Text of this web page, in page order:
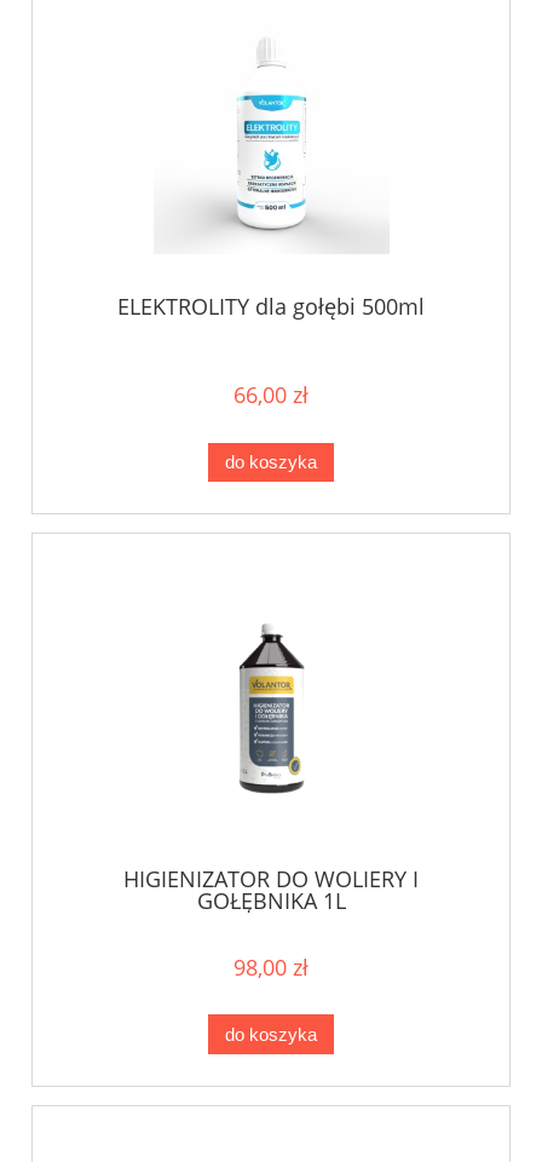
ELEKTROLITY dla gołębi 500ml
66,00 zł
do koszyka
HIGIENIZATOR DO WOLIERY I
GOŁĘBNIKA 1L
98,00 zł
do koszyka